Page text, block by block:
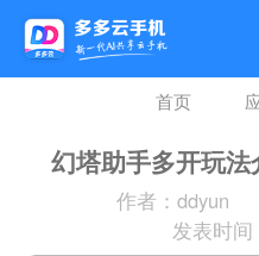
首页
幻塔助手多开玩
作者：ddyun
发表时间